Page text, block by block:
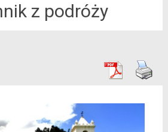
z podróży